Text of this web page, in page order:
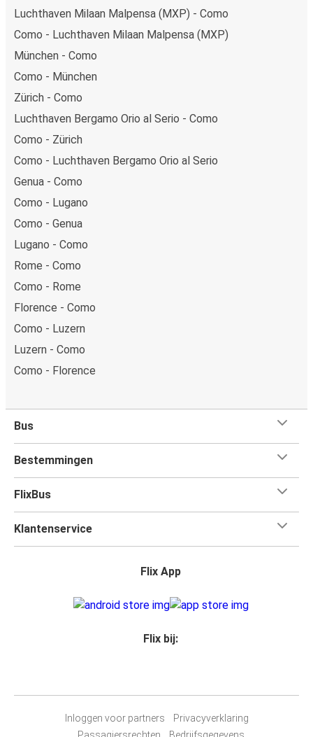
Luchthaven Milaan Malpensa (MXP) - Como
Como - Luchthaven Milaan Malpensa (MXP)
München - Como
Como - München
Zürich - Como
Luchthaven Bergamo Orio al Serio - Como
Como - Zürich
Como - Luchthaven Bergamo Orio al Serio
Genua - Como
Como - Lugano
Como - Genua
Lugano - Como
Rome - Como
Como - Rome
Florence - Como
Como - Luzern
Luzern - Como
Como - Florence
Bus
Bestemmingen
FlixBus
Klantenservice
Flix App
Flix bij:
Inloggen voor partners
Privacyverklaring
Passagiersrechten
Bedrijfsgegevens